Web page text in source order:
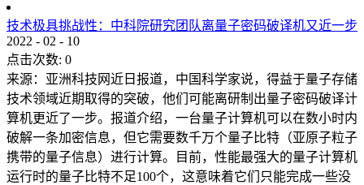
技术极具挑战性：中科院研究团队离量子密码破译机又近一步
2022 - 02 - 10
点击次数: 0
来源：亚洲科技网近日报道，中国科学家说，得益于量子存储
技术领域近期取得的突破，他们可能离研制出量子密码破译计
算机更近了一步。报道介绍，一台量子计算机可以在数小时内
破解一条加密信息，但它需要数千万个量子比特（亚原子粒子
携带的量子信息）进行计算。目前，性能最强大的量子计算机
运行时的量子比特不足100个，这意味着它们只能完成一些没